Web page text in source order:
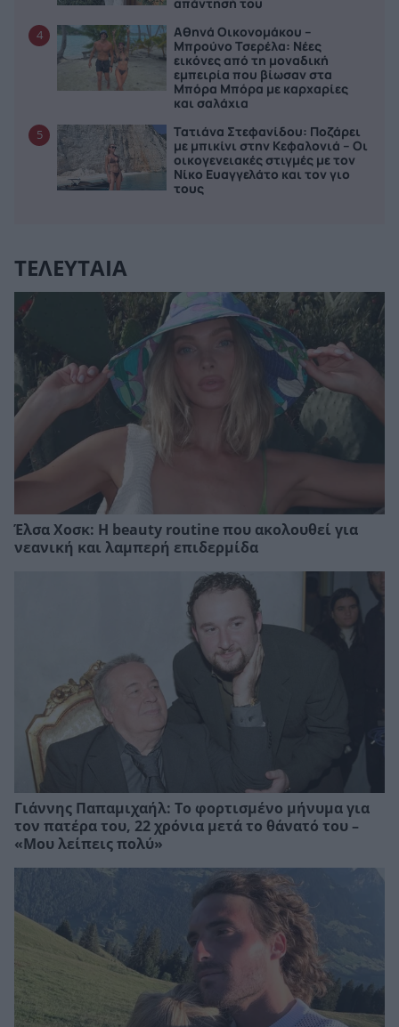
4
Αθηνά Οικονομάκου –
Μπρούνο Τσερέλα: Νέες
εικόνες από τη μοναδική
εμπειρία που βίωσαν στα
Μπόρα Μπόρα με καρχαρίες
και σαλάχια
5
Τατιάνα Στεφανίδου: Ποζάρει
με μπικίνι στην Κεφαλονιά – Οι
οικογενειακές στιγμές με τον
Νίκο Ευαγγελάτο και τον γιο
τους
ΤΕΛΕΥΤΑΙΑ
Έλσα Χοσκ: Η beauty routine που ακολουθεί για
νεανική και λαμπερή επιδερμίδα
Γιάννης Παπαμιχαήλ: Το φορτισμένο μήνυμα για
τον πατέρα του, 22 χρόνια μετά το θάνατό του –
«Μου λείπεις πολύ»